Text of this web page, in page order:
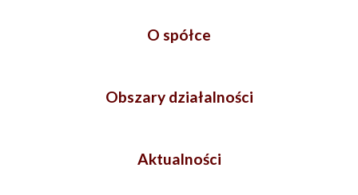
O spółce
Obszary działalności
Aktualności